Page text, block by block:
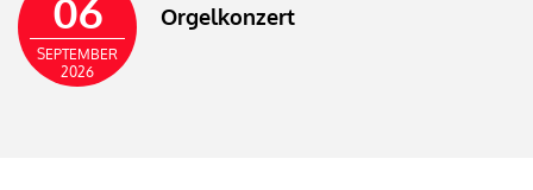
06
SEPTEMBER
2026
Orgelkonzert